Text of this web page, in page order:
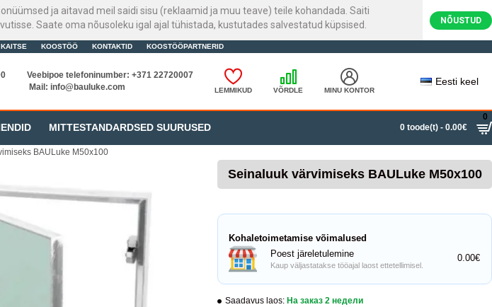
ja aitavad meil saidi sisu (reklaamid ja muu teave) teile kohandada. Saiti
Saate oma nõusoleku igal ajal tühistada, kustutades salvestatud küpsised.
NÕUSTUD
KOOSTÖÖ KONTAKTID KOOSTÖÖPARTNERID
Veebipoe telefoninumber: +371 22720007
Mail: info@bauluke.com LEMMIKUD VÕRDLE MINU KONTOR
Eesti keel
MITTESTANDARDSED SUURUSED 0 toode(t) - 0.00€
0
BAULuke M50x100
Seinaluuk värvimiseks BAULuke M50x100
Saadavus laos: На заказ 2 недели
Kohaletoimetamise võimalused
Poest järeletulemine
Kaup väljastatakse tööajal laost ettetellimisel.
0.00€